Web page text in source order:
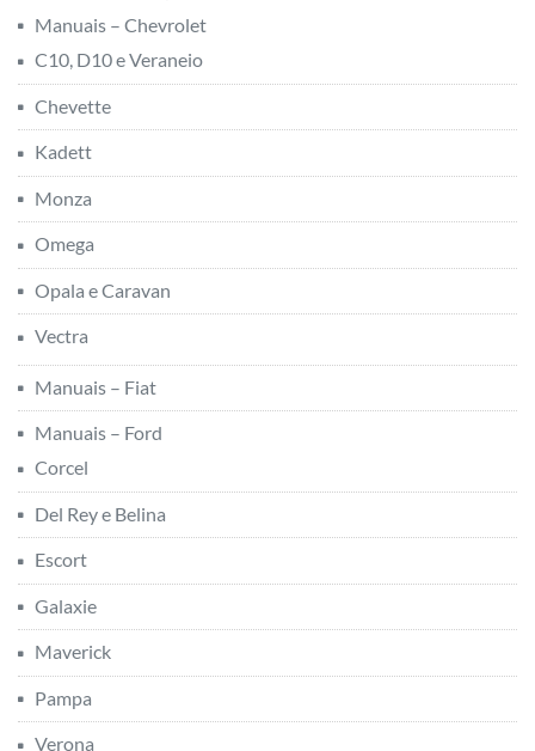
Manuais – Chevrolet
C10, D10 e Veraneio
Chevette
Kadett
Monza
Omega
Opala e Caravan
Vectra
Manuais – Fiat
Manuais – Ford
Corcel
Del Rey e Belina
Escort
Galaxie
Maverick
Pampa
Verona